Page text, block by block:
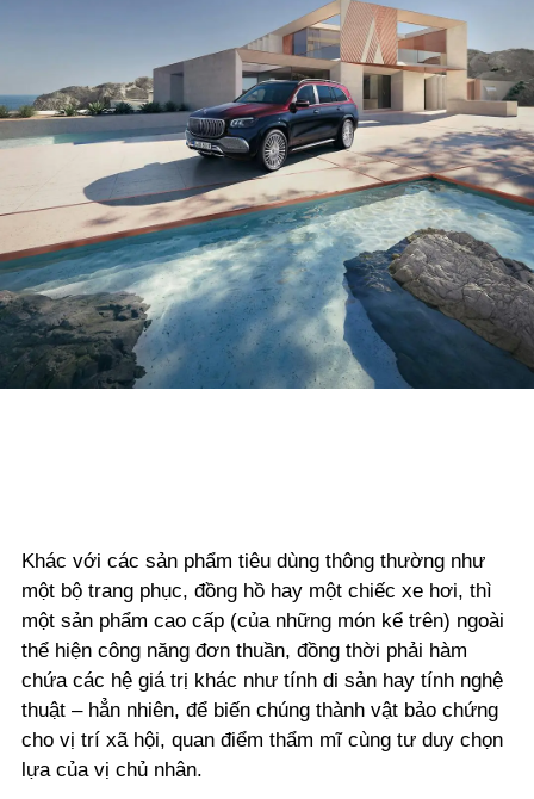
Khác với các sản phẩm tiêu dùng thông thường như
một bộ trang phục, đồng hồ hay một chiếc xe hơi, thì
một sản phẩm cao cấp (của những món kể trên) ngoài
thể hiện công năng đơn thuần, đồng thời phải hàm
chứa các hệ giá trị khác như tính di sản hay tính nghệ
thuật – hẳn nhiên, để biến chúng thành vật bảo chứng
cho vị trí xã hội, quan điểm thẩm mĩ cùng tư duy chọn
lựa của vị chủ nhân.